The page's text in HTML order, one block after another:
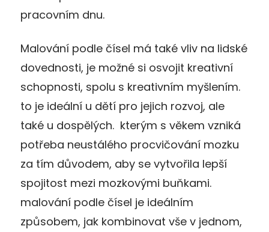
pracovním dnu.
Malování podle čísel má také vliv na lidské
dovednosti, je možné si osvojit kreativní
schopnosti, spolu s kreativním myšlením.
to je ideální u dětí pro jejich rozvoj, ale
také u dospělých. kterým s věkem vzniká
potřeba neustálého procvičování mozku
za tím důvodem, aby se vytvořila lepší
spojitost mezi mozkovými buňkami.
malování podle čísel je ideálním
způsobem, jak kombinovat vše v jednom,